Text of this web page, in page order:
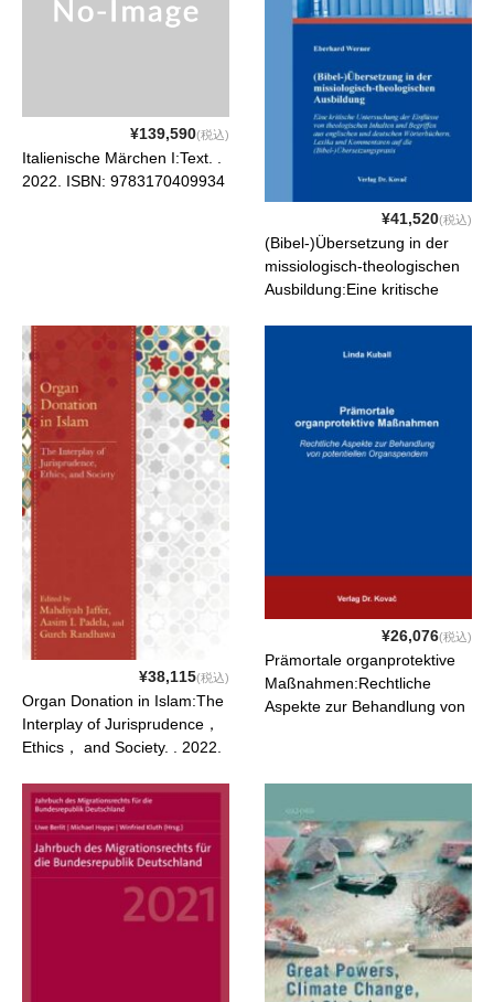
¥139,590(税込)
Italienische Märchen I:Text. .
2022. ISBN: 9783170409934
¥41,520(税込)
(Bibel-)Übersetzung in der
missiologisch-theologischen
Ausbildung:Eine kritische
und Begriffen a. . 2022.
¥38,115(税込)
Organ Donation in Islam:The
Interplay of Jurisprudence，
Ethics， and Society. . 2022.
¥26,076(税込)
Prämortale organprotektive
Maßnahmen:Rechtliche
Aspekte zur Behandlung von